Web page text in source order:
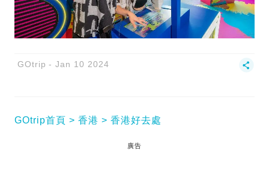
GOtrip Jan 10 2024
GOtrip首頁 香港 香港好去處
廣告